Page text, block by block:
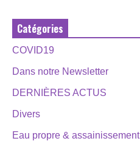
Catégories
COVID19
Dans notre Newsletter
DERNIÈRES ACTUS
Divers
Eau propre & assainissement